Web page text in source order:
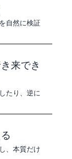
自然に検証
来でき
たり、逆に
、本質だけ